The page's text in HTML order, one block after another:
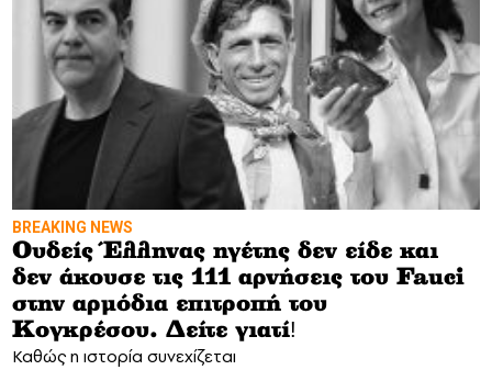
BREAKING NEWS
Ουδείς Έλληνας ηγέτης δεν είδε και
δεν άκουσε τις 111 αρνήσεις του Fauci
στην αρμόδια επιτροπή του
Κογκρέσου. Δείτε γιατί!
Καθώς η ιστορία συνεχίζεται